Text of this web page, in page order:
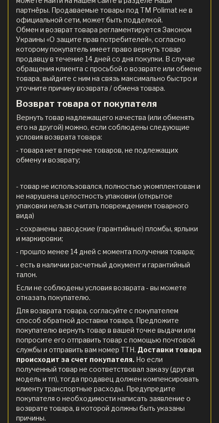
партнёры. Продаваемые товары под ТМ Polimat не в
официальной сети, может быть подделкой.
Обмен и возврат товара регламентируется Законом
Украины «О защите прав потребителей», согласно
которому покупатель имеет право вернуть товар
продавцу в течение 14 дней со дня покупки. В случае
обращения клиента с просьбой о возврате или обмене
товара, выйдите с ним на связь максимально быстро и
уточните причину возврата / обмена товара.
Возврат товара от покупателя
Вернуть товар надлежащего качества (или обменять
его на другой) можно, если соблюдены следующие
условия возврата товара:
- товара нет в перечне товаров, не подлежащих
обмену и возврату;
- товар не использовался, полностью укомплектован и
не нарушена целостность упаковки (открытое
упаковки нельзя считать повреждением товарного
вида)
- сохранены заводские (гарантийные) пломбы, ярлыки
и маркировки;
- прошло менее 14 дней с момента получения товара;
- есть в наличии расчетный документ и гарантийный
талон.
Если не соблюдены условия возврата - вы можете
отказать покупателю.
Для возврата товара, согласуйте с покупателем
способ обратной доставки товара. Предложите
покупателю вернуть товар в вашей точке выдачи или
попросите его отправить товар с помощью почтовой
службы и отправить вам номер ТТН. Доставки товара
происходит за счет покупателя. Но если
полученный товар не соответствовал заказу (другая
модель и тп), тогда продавец должен компенсировать
клиенту транспортные расходы. Предупредите
покупателя о необходимости написать заявление о
возврате товара, в которой должны быть указаны
причины.